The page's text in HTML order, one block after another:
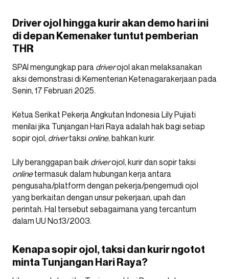
Driver ojol hingga kurir akan demo hari ini
di depan Kemenaker tuntut pemberian
THR
SPAI mengungkap para driverojol akan melaksanakan
aksi demonstrasi di Kementerian Ketenagarakerjaan pada
Senin, 17 Februari 2025.
Ketua Serikat Pekerja Angkutan Indonesia Lily Pujiati
menilai jika Tunjangan Hari Raya adalah hak bagi setiap
sopir ojol, drivertaksi online, bahkan kurir.
Lily beranggapan baik driverojol, kurir dan sopir taksi
onlinetermasuk dalam hubungan kerja antara
pengusaha/platform dengan pekerja/pengemudi ojol
yang berkaitan dengan unsur pekerjaan, upah dan
perintah. Hal tersebut sebagaimana yang tercantum
dalam UU No.13/2003.
Kenapa sopir ojol, taksi dan kurir ngotot
minta Tunjangan Hari Raya?